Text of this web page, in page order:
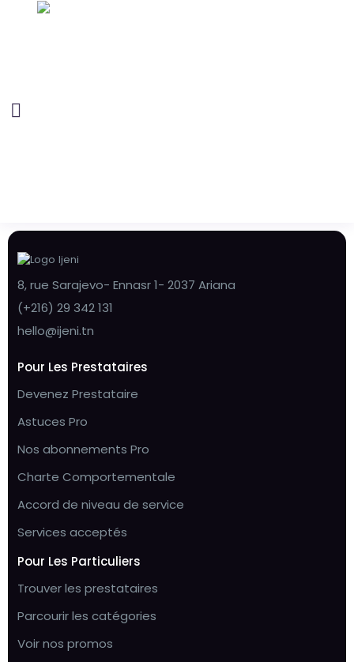
8, rue Sarajevo- Ennasr 1- 2037 Ariana
(+216) 29 342 131
hello@ijeni.tn
Pour Les Prestataires
Devenez Prestataire
Astuces Pro
Nos abonnements Pro
Charte Comportementale
Accord de niveau de service
Services acceptés
Pour Les Particuliers
Trouver les prestataires
Parcourir les catégories
Voir nos promos